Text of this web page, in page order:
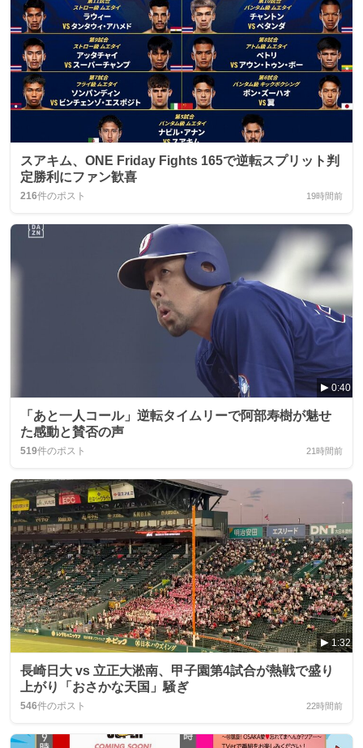
スアキム、ONE Friday Fights 165で逆転スプリット判
定勝利にファン歓喜
216件のポスト 19時間前
0:40
「あと一人コール」逆転タイムリーで阿部寿樹が魅せ
た感動と賛否の声
519件のポスト 21時間前
1:32
長崎日大 vs 立正大淞南、甲子園第4試合が熱戦で盛り
上がり「おさかな天国」騒ぎ
546件のポスト 22時間前